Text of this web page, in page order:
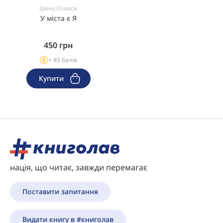
Ірина Озимок
У міста є Я
450 грн
+ 45 балів
Купити
нація, що читає, завжди перемагає
Поставити запитання
Видати книгу в #книголав